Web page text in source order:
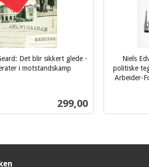
Det blir sikkert glede -
i motstandskamp
Pris
299,00
Niels
politiske
Arbeider-